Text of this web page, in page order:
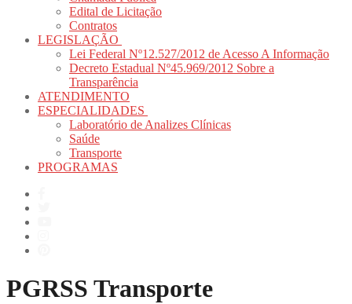
Edital de Licitação
Contratos
LEGISLAÇÃO
Lei Federal Nº12.527/2012 de Acesso A Informação
Decreto Estadual Nº45.969/2012 Sobre a
Transparência
ATENDIMENTO
ESPECIALIDADES
Laboratório de Analizes Clínicas
Saúde
Transporte
PROGRAMAS
PGRSS Transporte